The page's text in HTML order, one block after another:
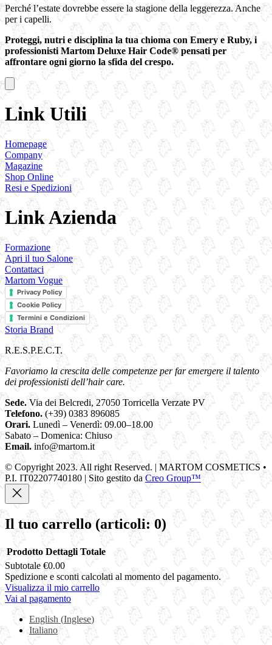
Perché l’estate dovrebbe essere la stagione della leggerezza. Anche
per i capelli.
Proteggi, nutri e disciplina la tua chioma con Emery e Ruby, i
professionisti Martom Deluxe Hair Code® pensati per
affrontare ogni giorno la sfida del crespo.
Link Utili
Homepage
Company
Magazine
Shop Online
Resi e Spedizioni
Link Azienda
Formazione
Apri il tuo Salone
Contattaci
Martom Vogue
Privacy Policy
Cookie Policy
Termini e Condizioni
Storia Brand
R.E.S.P.E.C.T.
Favoriamo la crescita delle competenze per far emergere il talento
dei professionisti dell’hair care.
Sede. Via dei Belcredi, 27050 Torricella Verzate PV
Telefono. (+39) 0383 896085
Orari. Lunedì – Venerdì: 09.00–18.00
Sabato – Domenica: Chiuso
Email. info@martom.it
© Copyright 2023. All right Reserved. | MARTOM COSMETICS •
P.I. IT02207740180 | Sito gestito daCreo Group™
Il tuo carrello (articoli: 0)
Prodotti
nel
carrello
Prodotto Dettagli Totale
Subtotale €0.00
Spedizione e sconti calcolati al momento del pagamento.
Visualizza il mio carrello
Vai al pagamento
English (Inglese)
Italiano